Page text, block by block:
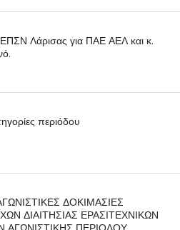
Λάρισας για ΠΑΕ ΑΕΛ και κ.
περιόδου
ΔΟΚΙΜΑΣΙΕΣ
ΔΙΑΙΤΗΣΙΑΣ ΕΡΑΣΙΤΕΧΝΙΚΩΝ